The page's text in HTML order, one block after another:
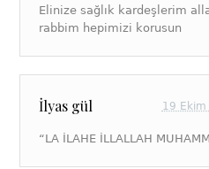
Elinize sağlık kardeşlerim
rabbim hepimizi korusun
İlyas gül 19
“LA İLAHE İLLALLAH